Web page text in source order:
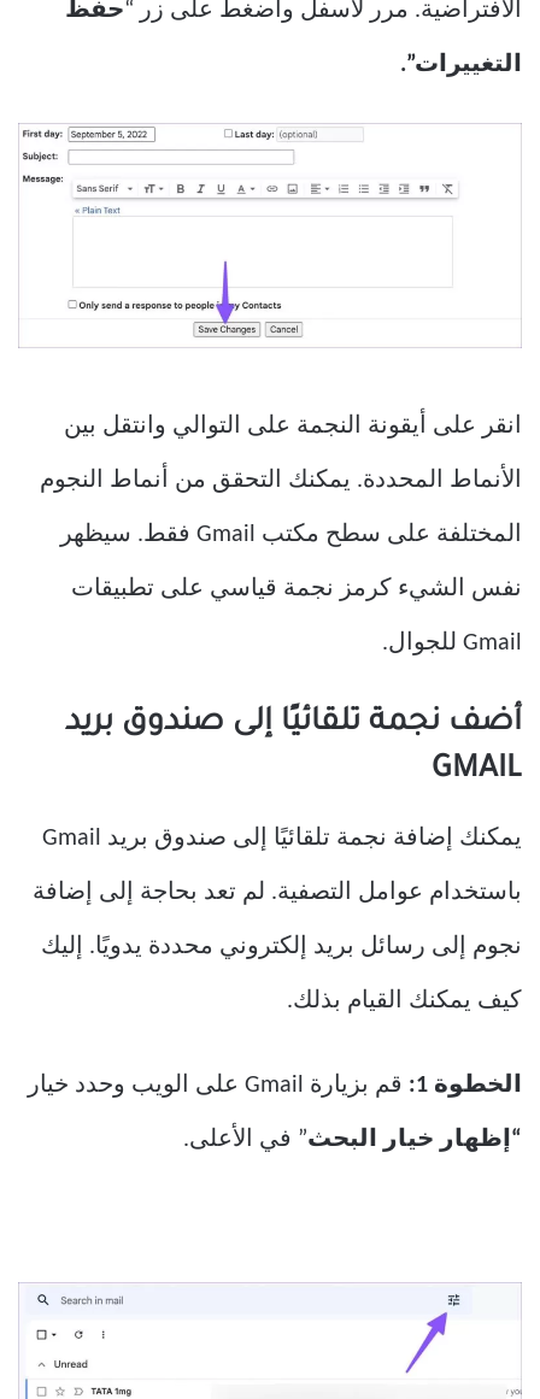
الافتراضية. مرر لأسفل واضغط على زر “حفظ
التغييرات”.
انقر على أيقونة النجمة على التوالي وانتقل بين
الأنماط المحددة. يمكنك التحقق من أنماط النجوم
المختلفة على سطح مكتب Gmail فقط. سيظهر
نفس الشيء كرمز نجمة قياسي على تطبيقات
Gmail للجوال.
أضف نجمة تلقائيًا إلى صندوق بريد
GMAIL
يمكنك إضافة نجمة تلقائيًا إلى صندوق بريد Gmail
باستخدام عوامل التصفية. لم تعد بحاجة إلى إضافة
نجوم إلى رسائل بريد إلكتروني محددة يدويًا. إليك
كيف يمكنك القيام بذلك.
الخطوة 1: قم بزيارة Gmail على الويب وحدد خيار
“إظهار خيار البحث” في الأعلى.